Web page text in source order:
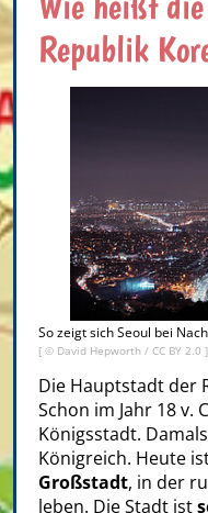
Republik
So zeigt sich Seoul bei
[ © David Hepworth / CC BY 2.0 ]
Die Hauptstadt der
Schon im Jahr 18 v.
Königsstadt.
Königreich. Heute
Großstadt, in der
leben. Die Stadt ist